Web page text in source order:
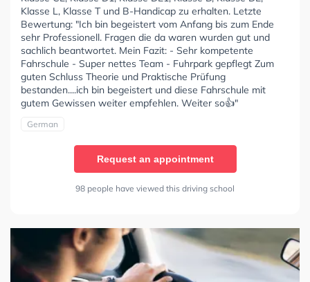
Klasse L, Klasse T und B-Handicap zu erhalten. Letzte
Bewertung: "Ich bin begeistert vom Anfang bis zum Ende
sehr Professionell. Fragen die da waren wurden gut und
sachlich beantwortet. Mein Fazit: - Sehr kompetente
Fahrschule - Super nettes Team - Fuhrpark gepflegt Zum
guten Schluss Theorie und Praktische Prüfung
bestanden....ich bin begeistert und diese Fahrschule mit
gutem Gewissen weiter empfehlen. Weiter so👍"
German
Request an appointment
98 people have viewed this driving school